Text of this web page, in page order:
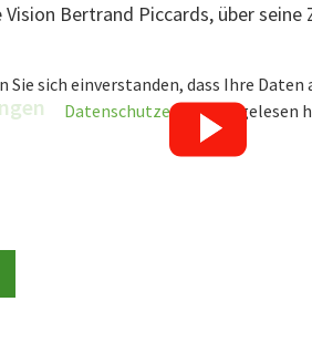
Bertrand Piccards, über
Sie sich einverstanden, dass Ihre
Datenschutzerklärung
gelesen